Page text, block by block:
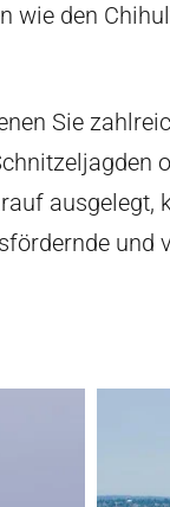
wie den
Sie
und